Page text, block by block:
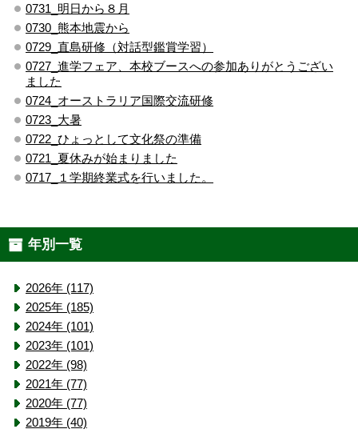
0731_明日から８月
0730_熊本地震から
0729_直島研修（対話型鑑賞学習）
0727_進学フェア、本校ブースへの参加ありがとうござい
ました
0724_オーストラリア国際交流研修
0723_大暑
0722_ひょっとして文化祭の準備
0721_夏休みが始まりました
0717_１学期終業式を行いました。
年別一覧
2026年 (117)
2025年 (185)
2024年 (101)
2023年 (101)
2022年 (98)
2021年 (77)
2020年 (77)
2019年 (40)